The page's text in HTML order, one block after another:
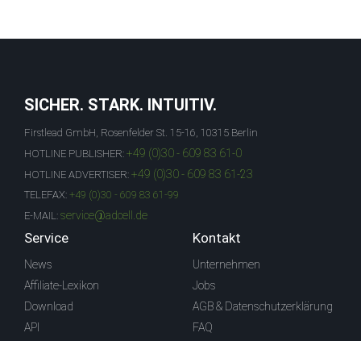
SICHER. STARK. INTUITIV.
Firstlead GmbH, Rosenfelder St. 15-16, 10315 Berlin
HOTLINE PUBLISHER: +49 (0)30 - 609 83 61-0
HOTLINE ADVERTISER: +49 (0)30 - 609 83 61-23
TELEFAX: +49 (0)30 - 609 83 61-99
E-MAIL: service@adcell.de
Service
News
Affiliate-Lexikon
Download
API
Kontakt
Unternehmen
Jobs
AGB & Datenschutzerklärung
FAQ